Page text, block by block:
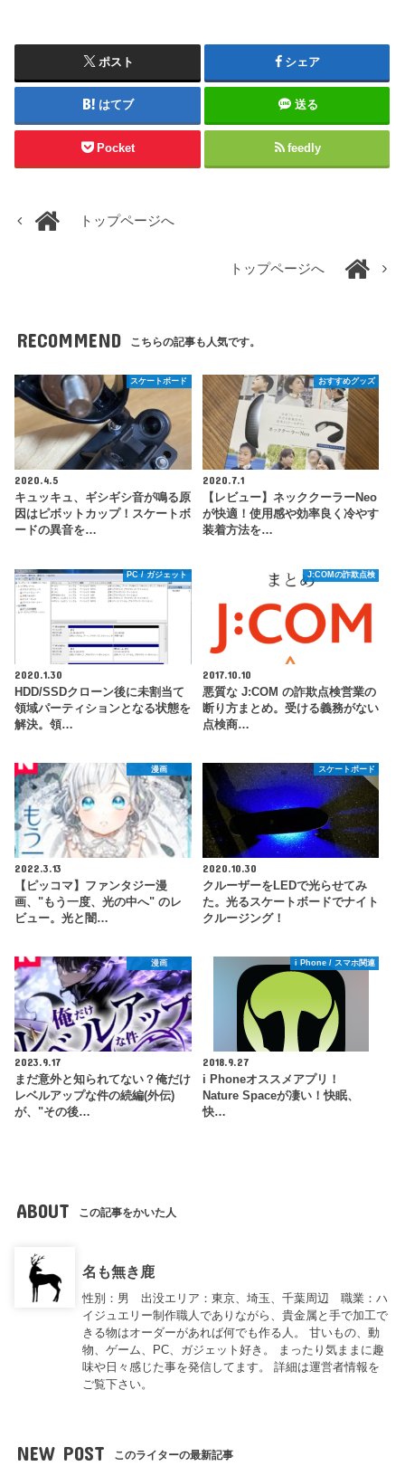
ポスト シェア
はてブ 送る
Pocket feedly
トップページへ
トップページへ
RECOMMEND こちらの記事も人気です。
スケートボード
2020.4.5
キュッキュ、ギシギシ音が鳴る原
因はピボットカップ！スケートボ
ードの異音を…
おすすめグッズ
2020.7.1
【レビュー】ネッククーラーNeo
が快適！使用感や効率良く冷やす
装着方法を…
PC / ガジェット
2020.1.30
HDD/SSDクローン後に未割当て
領域パーティションとなる状態を
解決。領…
J:COMの詐欺点検
2017.10.10
悪質な J:COM の詐欺点検営業の
断り方まとめ。受ける義務がない
点検商…
漫画
2022.3.13
【ピッコマ】ファンタジー漫
画、"もう一度、光の中へ" のレ
ビュー。光と闇…
スケートボード
2020.10.30
クルーザーをLEDで光らせてみ
た。光るスケートボードでナイト
クルージング！
漫画
2023.9.17
まだ意外と知られてない？俺だけ
レベルアップな件の続編(外伝)
が、"その後…
i Phone / スマホ関連
2018.9.27
i Phoneオススメアプリ！
Nature Spaceが凄い！快眠、
快…
ABOUT この記事をかいた人
名も無き鹿
性別：男 出没エリア：東京、埼玉、千葉周辺 職業：ハ
イジュエリー制作職人でありながら、貴金属と手で加工で
きる物はオーダーがあれば何でも作る人。 甘いもの、動
物、ゲーム、PC、ガジェット好き。 まったり気ままに趣
味や日々感じた事を発信してます。 詳細は運営者情報を
ご覧下さい。
NEW POST このライターの最新記事